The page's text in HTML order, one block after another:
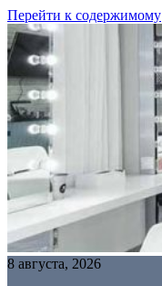
Перейти к содержимому
8 августа, 2026